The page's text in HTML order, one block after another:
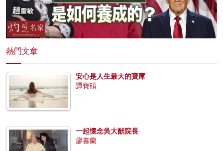
熱門文章
安心是人生最大的寶庫
譚寶碩
一起懷念吳大猷院長
廖書蘭